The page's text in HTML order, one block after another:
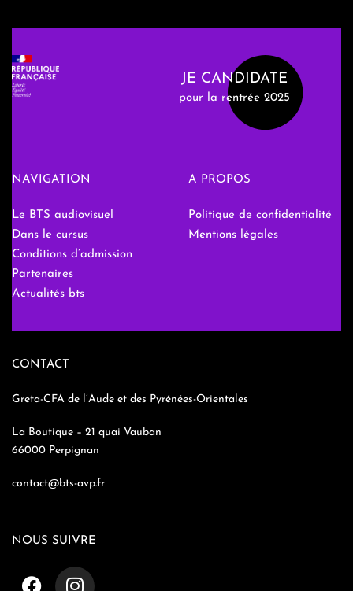
JE CANDIDATE
pour la rentrée 2025
NAVIGATION
Le BTS audiovisuel
Dans le cursus
Conditions d’admission
Partenaires
Actualités bts
A PROPOS
Politique de confidentialité
Mentions légales
CONTACT
Greta-CFA de l’Aude et des Pyrénées-Orientales
La Boutique – 21 quai Vauban
66000 Perpignan
contact@bts-avp.fr
NOUS SUIVRE